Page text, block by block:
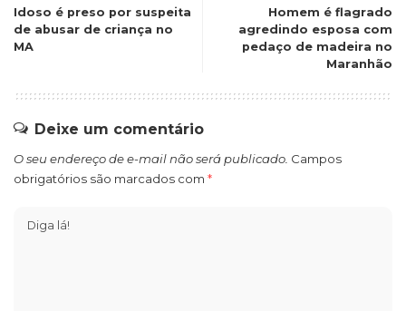
Idoso é preso por suspeita
de abusar de criança no
MA
Homem é flagrado
agredindo esposa com
pedaço de madeira no
Maranhão
Deixe um comentário
O seu endereço de e-mail não será publicado. Campos
obrigatórios são marcados com *